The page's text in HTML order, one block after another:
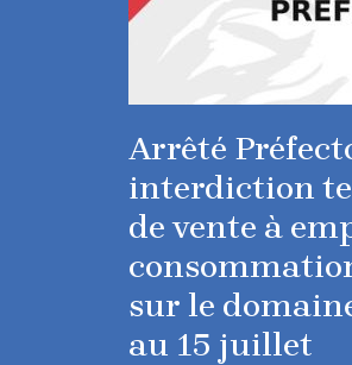
Arrêté
interdiction
de vente à
sur le
au 15 juillet